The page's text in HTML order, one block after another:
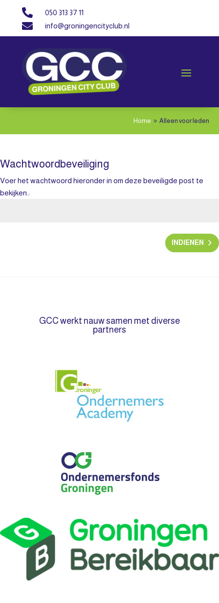
 050 313 37 11
 info@groningencityclub.nl
Home 9 Alleen voor leden
Wachtwoordbeveiliging
Voer het wachtwoord hieronder in om deze beveiligde post te
bekijken.:
INDIENEN
GCC werkt nauw samen met diverse
partners